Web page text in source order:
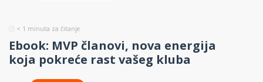
< 1 minuta za čitanje
Ebook: MVP članovi, nova energija
koja pokreće rast vašeg kluba